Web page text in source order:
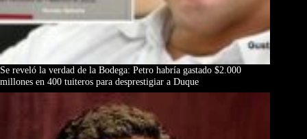
Se reveló la verdad de la Bodega: Petro habría gastado $2.000
millones en 400 tuiteros para desprestigiar a Duque